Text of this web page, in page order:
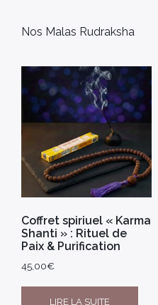
Nos Malas Rudraksha
Coffret spiriuel « Karma
Shanti » : Rituel de
Paix & Purification
45,00€
LIRE LA SUITE